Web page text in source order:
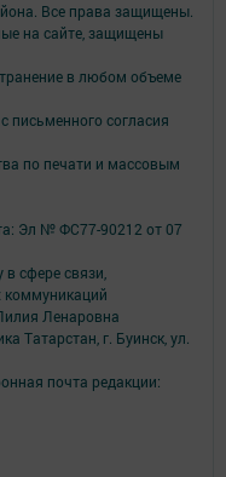
Все права защищены.
на сайте, защищены
в любом объеме
письменного согласия
по печати и массовым
Эл № ФС77-90212 от 07
сфере связи,
коммуникаций
Ленаровна
Татарстан, г. Буинск, ул.
почта редакции: